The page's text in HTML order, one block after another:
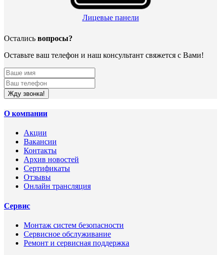
Лицевые панели
Остались вопросы?
Оставьте ваш телефон и наш консультант свяжется с Вами!
Жду звонка!
О компании
Акции
Вакансии
Контакты
Архив новостей
Сертификаты
Отзывы
Онлайн трансляция
Сервис
Монтаж систем безопасности
Сервисное обслуживание
Ремонт и сервисная поддержка